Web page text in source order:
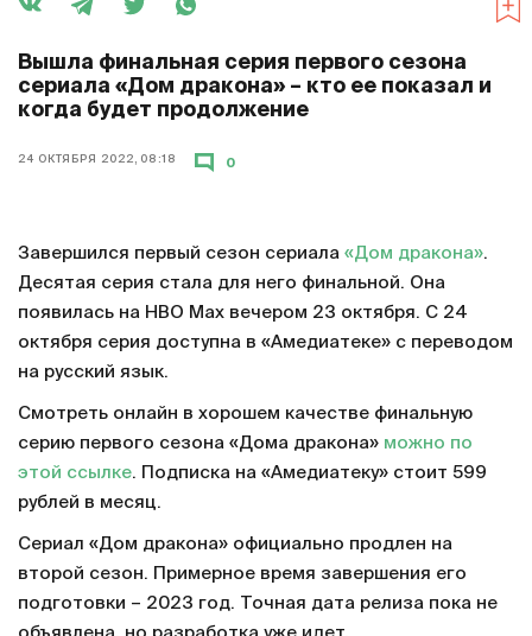
Вышла финальная серия первого сезона
сериала «Дом дракона» – кто ее показал и
когда будет продолжение
24 ОКТЯБРЯ 2022, 08:18 0
Завершился первый сезон сериала «Дом дракона».
Десятая серия стала для него финальной. Она
появилась на HBO Max вечером 23 октября. С 24
октября серия доступна в «Амедиатеке» с переводом
на русский язык.
Смотреть онлайн в хорошем качестве финальную
серию первого сезона «Дома дракона» можно по
этой ссылке. Подписка на «Амедиатеку» стоит 599
рублей в месяц.
Сериал «Дом дракона» официально продлен на
второй сезон. Примерное время завершения его
подготовки – 2023 год. Точная дата релиза пока не